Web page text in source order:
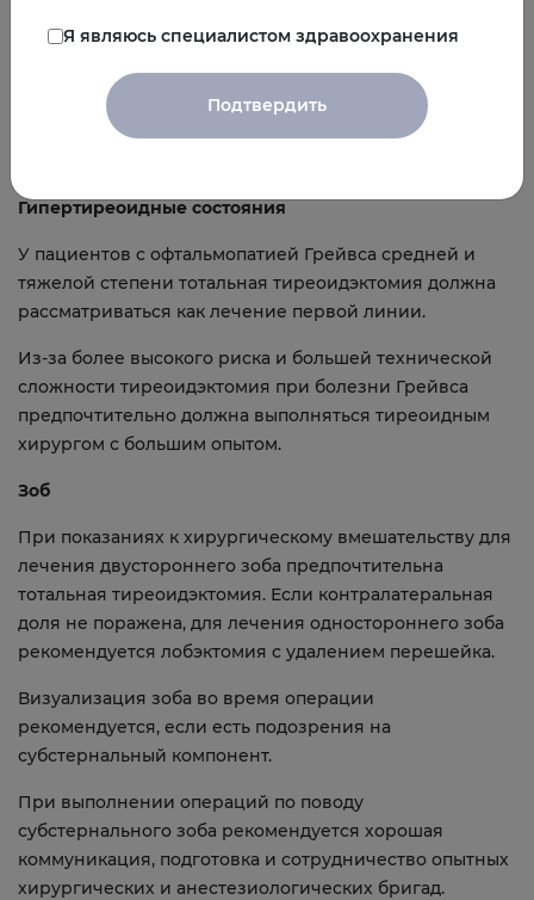
паратиреоидэктомию.
Оценку гиперпаратиреоза рекомендуется проводить
пациентам, планирующим операцию на щитовидной
железе, имеющим первичный гиперпаратиреоз в
Гипертиреоидные состояния
У пациентов с офтальмопатией Грейвса средней и
тяжелой степени тотальная тиреоидэктомия должна
рассматриваться как лечение первой линии.
Из-за более высокого риска и большей технической
сложности тиреоидэктомия при болезни Грейвса
предпочтительно должна выполняться тиреоидным
хирургом с большим опытом.
Зоб
При показаниях к хирургическому вмешательству для
лечения двустороннего зоба предпочтительна
тотальная тиреоидэктомия. Если контралатеральная
доля не поражена, для лечения одностороннего зоба
рекомендуется лобэктомия с удалением перешейка.
Визуализация зоба во время операции
рекомендуется, если есть подозрения на
субстернальный компонент.
При выполнении операций по поводу
субстернального зоба рекомендуется хорошая
коммуникация, подготовка и сотрудничество опытных
хирургических и анестезиологических бригад.
Я являюсь специалистом здравоохранения
Подтвердить